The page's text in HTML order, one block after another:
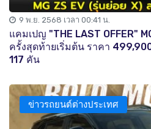
9 พ.ย. 2568 เวลา 00:41 น.
แคมเปญ "THE LAST OFFER"
ครั้งสุดท้ายเริ่มต้น ราคา
117 คัน
ข่าวรถยนต์ต่างประเทศ